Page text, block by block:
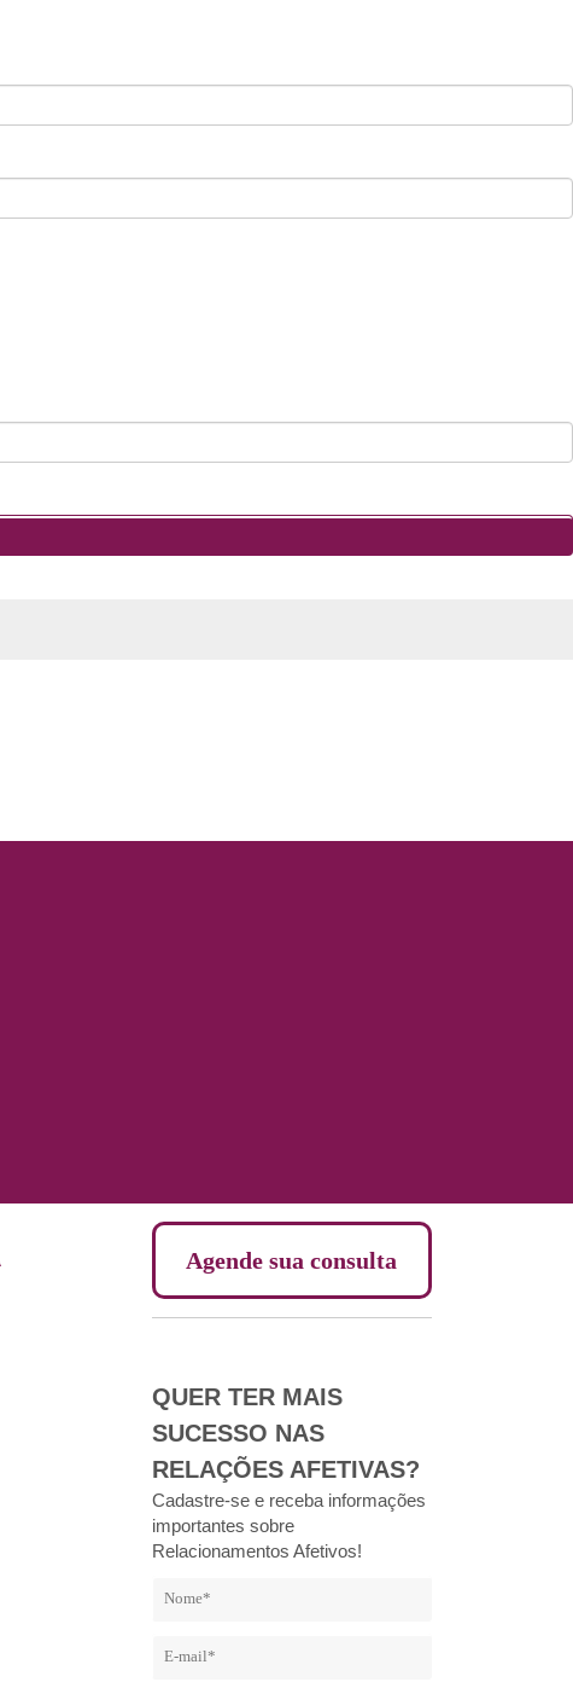
Agende sua consulta
QUER TER MAIS
SUCESSO NAS
RELAÇÕES AFETIVAS?
Cadastre-se e receba informações
importantes sobre
Relacionamentos Afetivos!